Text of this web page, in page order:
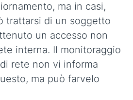
ma in casi,
trattarsi di un soggetto
un accesso non
interna. Il monitoraggio
rete non vi informa
ma può farvelo